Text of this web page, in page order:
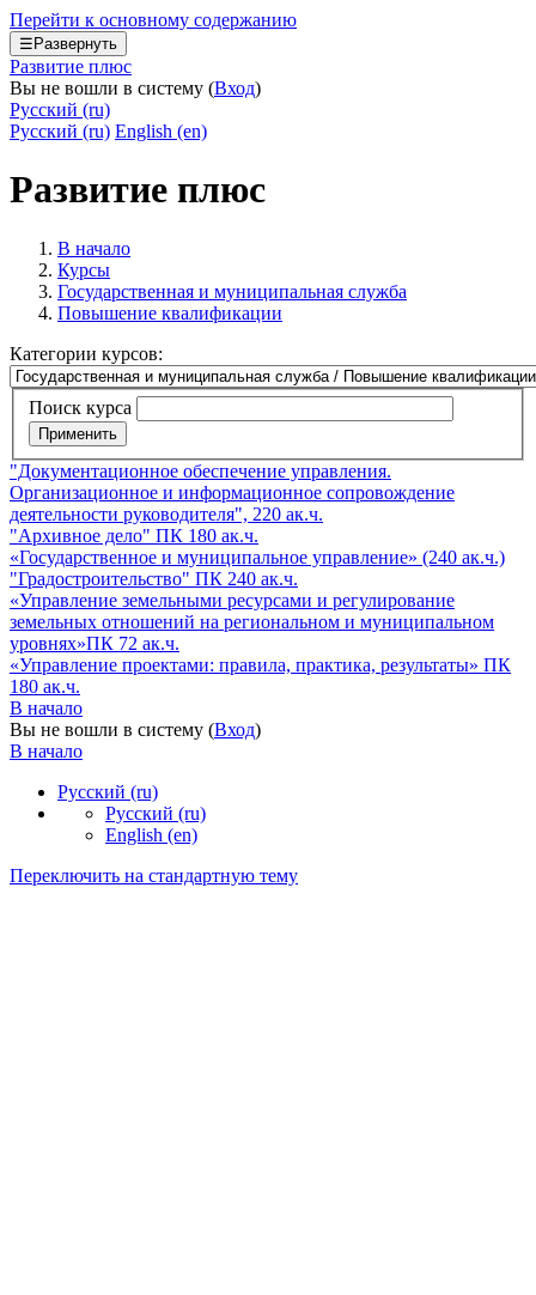
Перейти к основному содержанию
☰ Развернуть
Развитие плюс
Вы не вошли в систему (Вход)
Русский ‎(ru)‎
Русский ‎(ru)‎ English ‎(en)‎
Развитие плюс
В начало
Курсы
Государственная и муниципальная служба
Повышение квалификации
Категории курсов:
Поиск курса
Применить
"Документационное обеспечение управления.
Организационное и информационное сопровождение
деятельности руководителя", 220 ак.ч.
"Архивное дело" ПК 180 ак.ч.
«Государственное и муниципальное управление» (240 ак.ч.)
"Градостроительство" ПК 240 ак.ч.
«Управление земельными ресурсами и регулирование
земельных отношений на региональном и муниципальном
уровнях»ПК 72 ак.ч.
«Управление проектами: правила, практика, результаты» ПК
180 ак.ч.
В начало
Вы не вошли в систему (Вход)
В начало
Русский ‎(ru)‎
Русский ‎(ru)‎
English ‎(en)‎
Переключить на стандартную тему